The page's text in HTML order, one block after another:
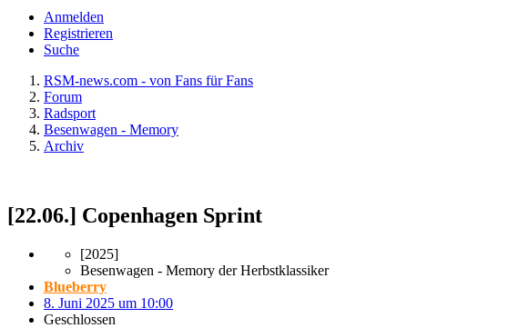
Anmelden
Registrieren
Suche
RSM-news.com - von Fans für Fans
Forum
Radsport
Besenwagen - Memory
Archiv
[22.06.] Copenhagen Sprint
[2025]
Besenwagen - Memory der Herbstklassiker
Blueberry
8. Juni 2025 um 10:00
Geschlossen